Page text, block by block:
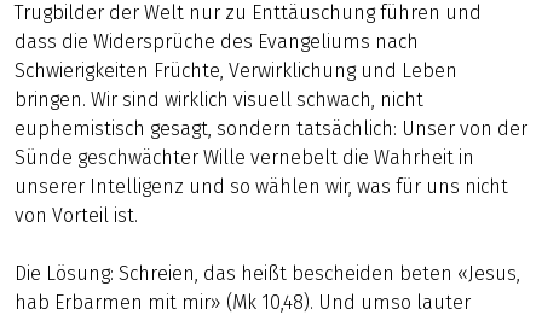
Trugbilder der Welt nur zu Enttäuschung führen und
dass die Widersprüche des Evangeliums nach
Schwierigkeiten Früchte, Verwirklichung und Leben
bringen. Wir sind wirklich visuell schwach, nicht
euphemistisch gesagt, sondern tatsächlich: Unser von der
Sünde geschwächter Wille vernebelt die Wahrheit in
unserer Intelligenz und so wählen wir, was für uns nicht
von Vorteil ist.
Die Lösung: Schreien, das heißt bescheiden beten «Jesus,
hab Erbarmen mit mir» (Mk 10,48). Und umso lauter